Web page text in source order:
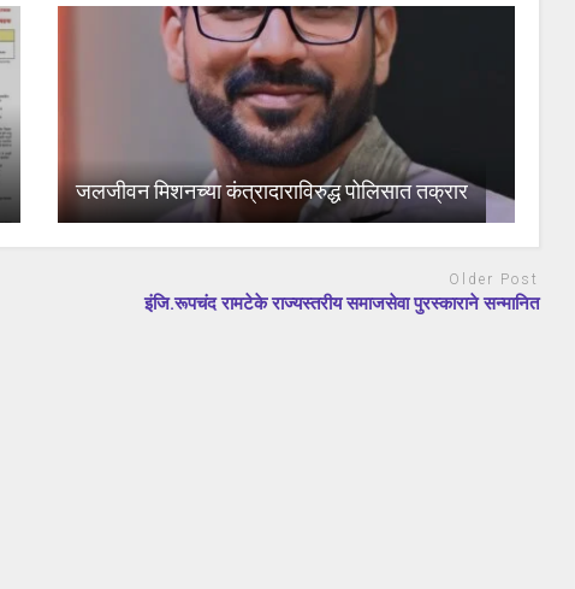
जलजीवन मिशनच्या कंत्रादाराविरुद्ध पोलिसात तक्रार
Older Post
इंजि.रूपचंद रामटेके राज्यस्तरीय समाजसेवा पुरस्काराने सन्मानित